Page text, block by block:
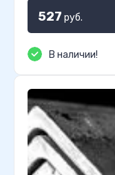
527 руб.
В наличии!